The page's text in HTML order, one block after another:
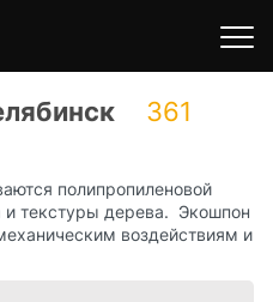
361
полипропиленовой
текстуры дерева. Экошпон
воздействиям и